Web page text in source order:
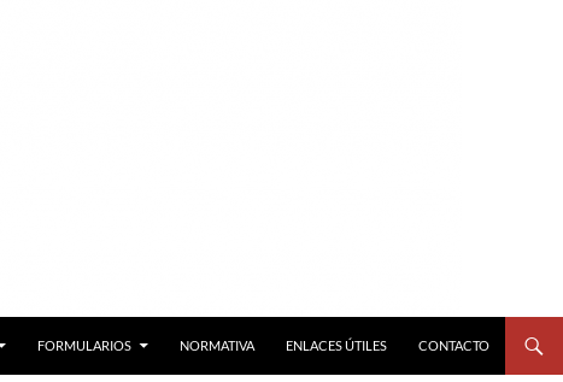
FORMULARIOS NORMATIVA ENLACES ÚTILES CONTACTO